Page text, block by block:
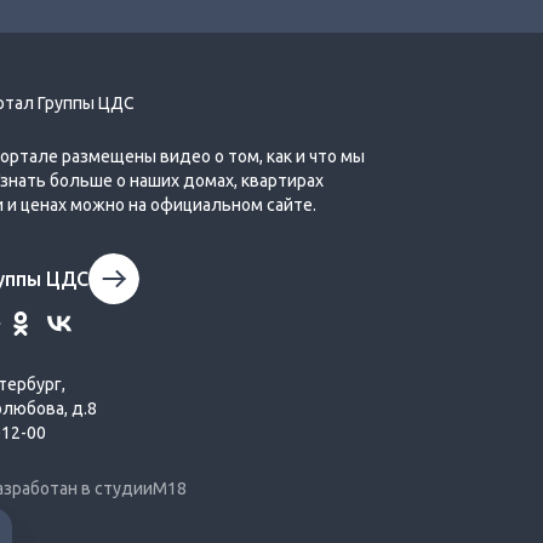
Обзор планировок третьей очереди
Города Первых
Группы ЦДС
размещены видео о том, как и что мы
больше о наших домах, квартирах
и ценах можно на официальном сайте.
ЦДС
д.8
00
в студииМ18